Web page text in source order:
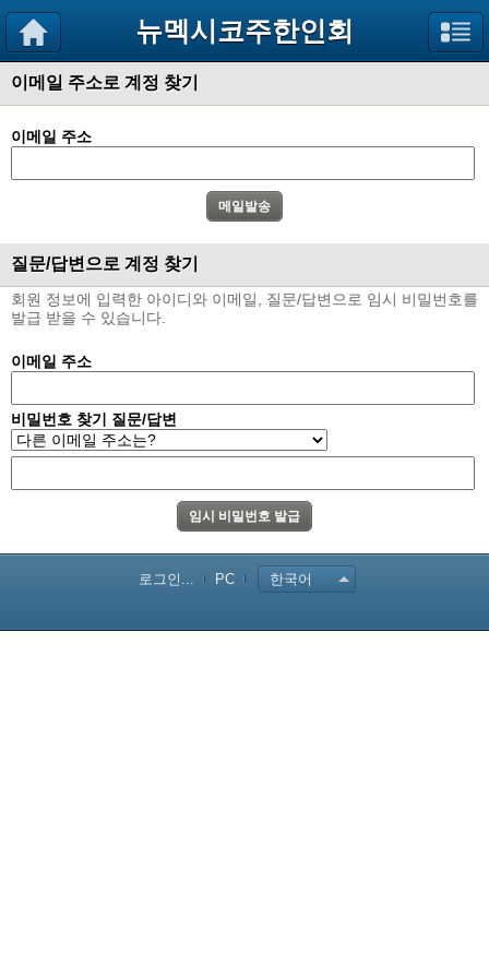
뉴멕시코주한인회
이메일 주소로 계정 찾기
이메일 주소
질문/답변으로 계정 찾기
회원 정보에 입력한 아이디와 이메일, 질문/답변으로 임시 비밀번호를
발급 받을 수 있습니다.
이메일 주소
비밀번호 찾기 질문/답변
로그인... PC 한국어